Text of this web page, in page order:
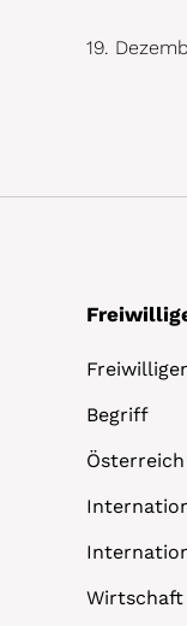
19.
Begriff
Österreich
Wirtschaft